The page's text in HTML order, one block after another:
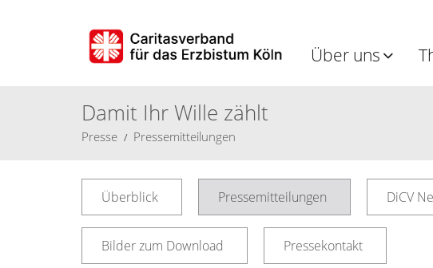
Über uns
Damit Ihr Wille zählt
Presse Pressemitteilungen
Überblick Pressemitteilungen DiCV
Bilder zum Download Pressekontakt